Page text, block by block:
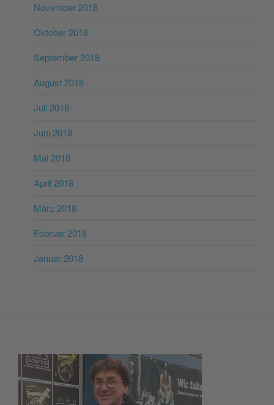
November 2018
Oktober 2018
September 2018
August 2018
Juli 2018
Juni 2018
Mai 2018
April 2018
März 2018
Februar 2018
Januar 2018